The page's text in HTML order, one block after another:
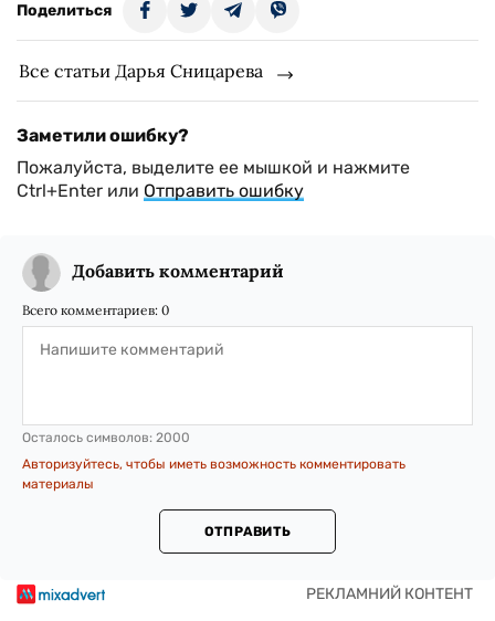
Поделиться
Все статьи Дарья Сницарева
Заметили ошибку?
Пожалуйста, выделите ее мышкой и нажмите
Ctrl+Enter или Отправить ошибку
Добавить комментарий
Всего комментариев: 0
Осталось символов: 2000
Авторизуйтесь, чтобы иметь возможность комментировать
материалы
ОТПРАВИТЬ